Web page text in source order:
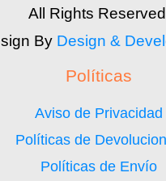
All Rights
By Design &
Políticas
Aviso de Privacidad
Políticas de
Políticas de Envío